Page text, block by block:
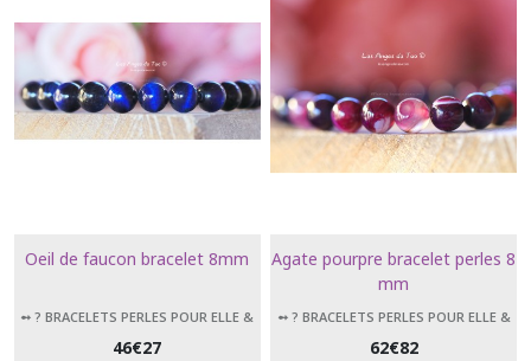
Oeil de faucon bracelet 8mm
➻ ? BRACELETS PERLES POUR ELLE &
46€27
Agate pourpre bracelet perles 8
mm
➻ ? BRACELETS PERLES POUR ELLE &
62€82